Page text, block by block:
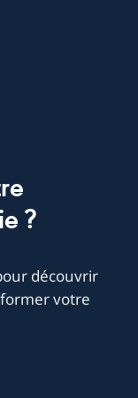
?
découvrir
votre